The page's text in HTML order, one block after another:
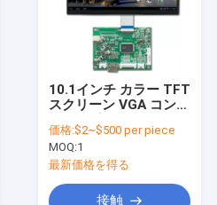
10.1インチ カラー TFT
スクリーン VGA コント
価格:$2~$500 per piece
MOQ:1
最新価格を得る
接触